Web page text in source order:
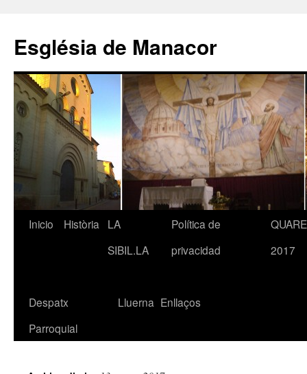
contenido
Església de Manacor
Inicio Història
LA
SIBIL.LA
Política de
privacidad
2017
Despatx
Parroquial
Lluerna Enllaços